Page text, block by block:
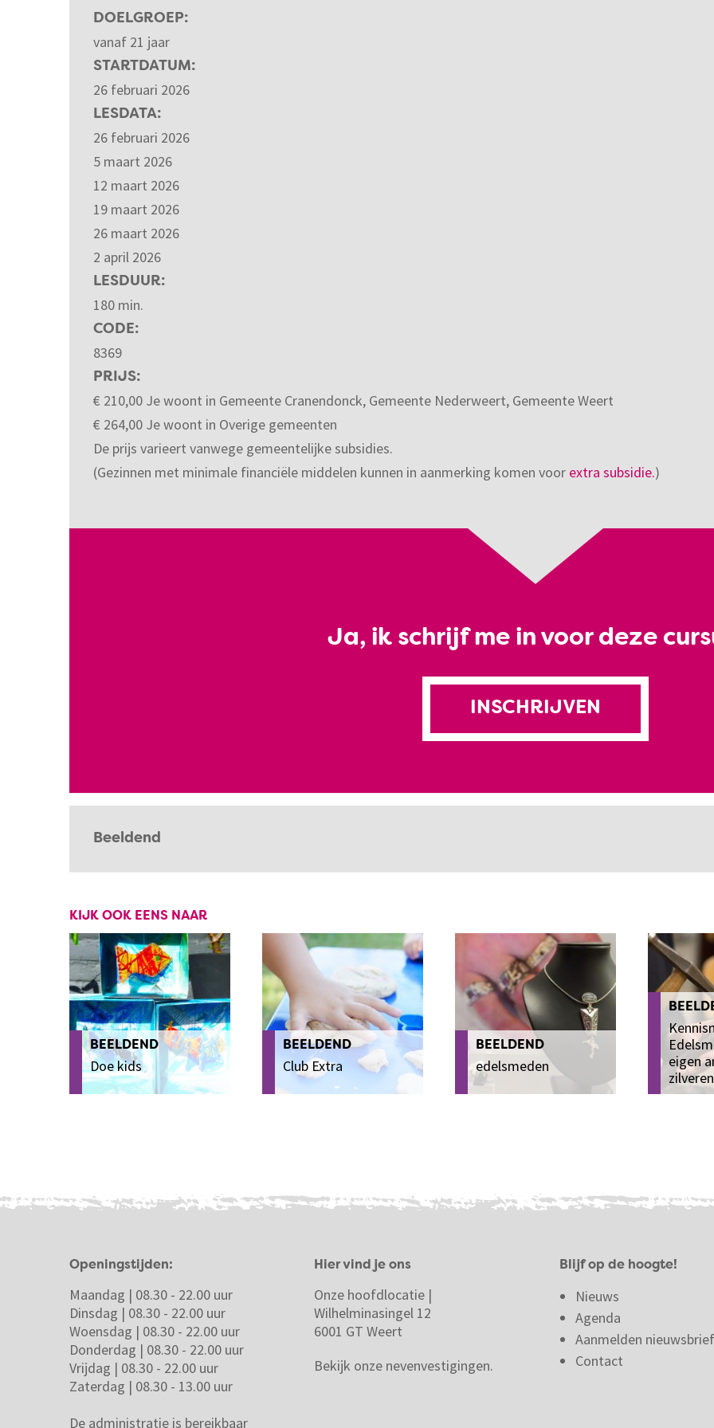
DOELGROEP
vanaf 21 jaar
STARTDATUM
26 februari 2026
LESDATA
26 februari 2026
5 maart 2026
12 maart 2026
19 maart 2026
26 maart 2026
2 april 2026
LESDUUR
180 min.
CODE
8369
PRIJS
€ 210,00 Je woont in Gemeente Cranendonck, Gemeente Nederweert, Gemeente Weert
€ 264,00 Je woont in Overige gemeenten
De prijs varieert vanwege gemeentelijke subsidies.
(Gezinnen met minimale financiële middelen kunnen in aanmerking komen voor extra subsidie.)
Ja, ik schrijf me in voor deze
INSCHRIJVEN
Beeldend
KIJK OOK EENS NAAR
BEELDEND
Doe kids
BEELDEND
Club Extra
BEELDEND
edelsmeden
eigen
Openingstijden:
Maandag | 08.30 - 22.00 uur
Dinsdag | 08.30 - 22.00 uur
Woensdag | 08.30 - 22.00 uur
Donderdag | 08.30 - 22.00 uur
Vrijdag | 08.30 - 22.00 uur
Zaterdag | 08.30 - 13.00 uur
De administratie is bereikbaar
Hier vind je ons
Onze hoofdlocatie |
Wilhelminasingel 12
6001 GT Weert
Bekijk onze nevenvestigingen.
Blijf op de hoogte!
Nieuws
Agenda
Aanmelden nieuwsbrief
Contact